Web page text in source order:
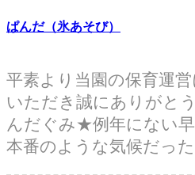
ぱんだ（氷あそび）
平素より当園の保育運
いただき誠にありがと
んだぐみ★例年にない
本番のような気候だった